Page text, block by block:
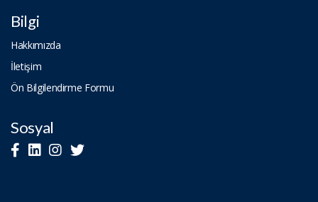
Bilgi
Hakkımızda
İletişim
Ön Bilgilendirme Formu
Sosyal